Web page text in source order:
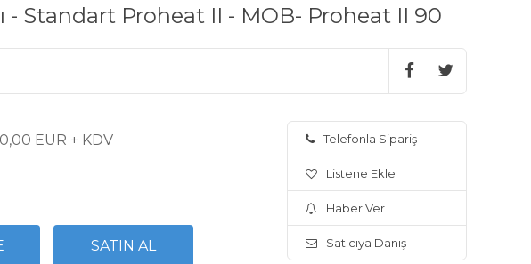
- Standart Proheat II - MOB- Proheat II 90
EUR + KDV Telefonla Sipariş
Listene Ekle
Haber Ver
Satıcıya Danış